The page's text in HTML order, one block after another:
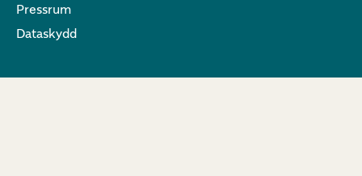
Pressrum
Dataskydd